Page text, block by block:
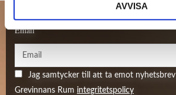
AVVISA
Email
Jag samtycker till att ta emot
Grevinnans Rum integritetspolicy